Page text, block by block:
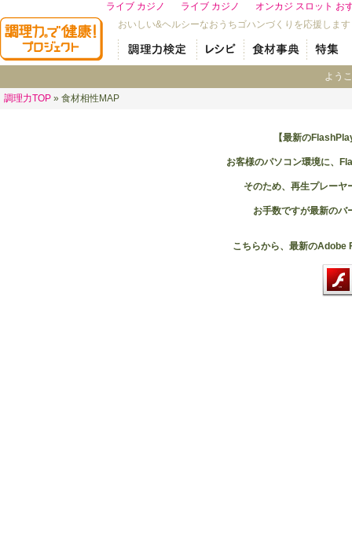
ライブ カジノ ライブ カジノ
オンカジ スロット お
おいしい&ヘルシーなおうちゴハンづくりを応援しま
よう
調理力TOP » 食材相性MAP
【最新の
お客様のパソコン環境に、
そのため、再生プレーヤ
お手数ですが最新のバ
こちらから、最新のAdobe